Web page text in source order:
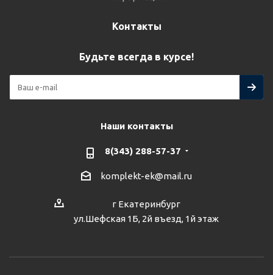
Контакты
Будьте всегда в курсе!
Наши контакты
8(343) 288-57-37
komplekt-ek@mail.ru
г Екатеринбург
ул.Шефская 1Б, 2й въезд, 1й этаж